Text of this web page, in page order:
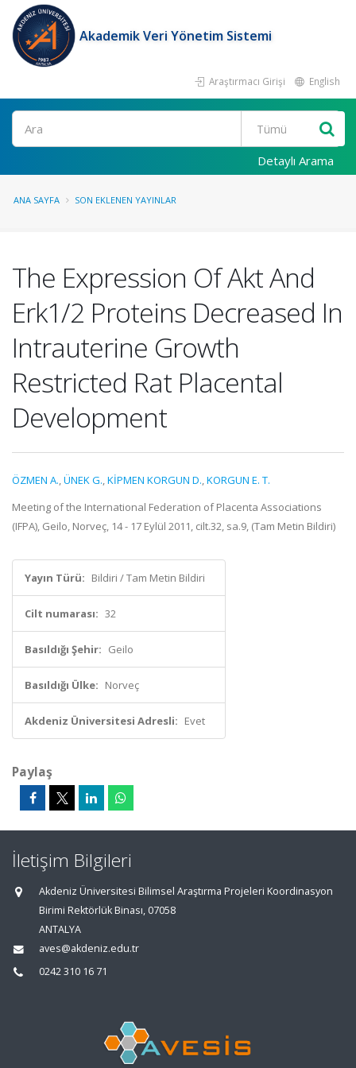
Akademik Veri Yönetim Sistemi
Araştırmacı Girişi English
Ara
Detaylı Arama
ANA SAYFA SON EKLENEN YAYINLAR
The Expression Of Akt And
Erk1/2 Proteins Decreased In
Intrauterine Growth
Restricted Rat Placental
Development
ÖZMEN A.,ÜNEK G.,KİPMEN KORGUN D.,KORGUN E. T.
Meeting of the International Federation of Placenta Associations
(IFPA), Geilo, Norveç, 14 - 17 Eylül 2011, cilt.32, sa.9, (Tam Metin Bildiri)
Yayın Türü: Bildiri / Tam Metin Bildiri
Cilt numarası: 32
Basıldığı Şehir: Geilo
Basıldığı Ülke: Norveç
Akdeniz Üniversitesi Adresli: Evet
Paylaş
İletişim Bilgileri
Akdeniz Üniversitesi Bilimsel Araştırma Projeleri Koordinasyon
Birimi Rektörlük Binası, 07058
ANTALYA
aves@akdeniz.edu.tr
0242 310 16 71